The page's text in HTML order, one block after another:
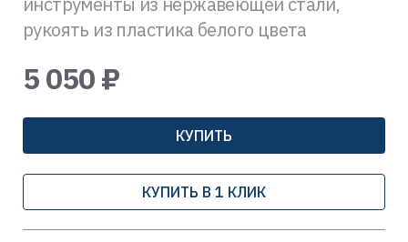
рукоять из пластика белого цвета
5 050 ₽
КУПИТЬ
КУПИТЬ В 1 КЛИК